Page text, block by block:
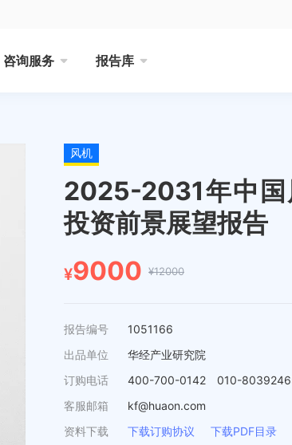
咨询服务 报告库
风机
2025-2031年中国
投资前景展望报告
¥9000 ¥12000
报告编号
1051166
出品单位
华经产业研究院
订购电话
400-700-0142 010-
客服邮箱
kf@huaon.com
资料下载
下载订购协议 下载PDF目录